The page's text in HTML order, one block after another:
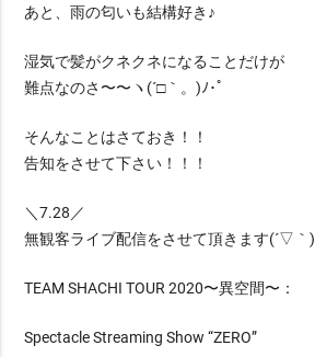
あと、雨の匂いも結構好き♪
湿気で髪がクネクネになることだけが
難点なのさ〜〜ヽ(´□｀。)ﾉ･ﾟ
そんなことはさておき！！
告知をさせて下さい！！！
＼7.28／
無観客ライブ配信をさせて頂きます(´▽｀)
TEAM SHACHI TOUR 2020〜異空間〜：
Spectacle Streaming Show “ZERO”